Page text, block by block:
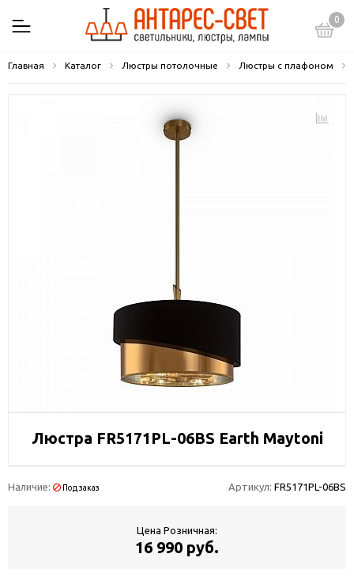
0
Главная Каталог Люстры потолочные Люстры с плафоном
Люстра FR5171PL-06BS Earth Maytoni
Наличие: Под заказ Артикул: FR5171PL-06BS
Цена Розничная:
16 990 руб.